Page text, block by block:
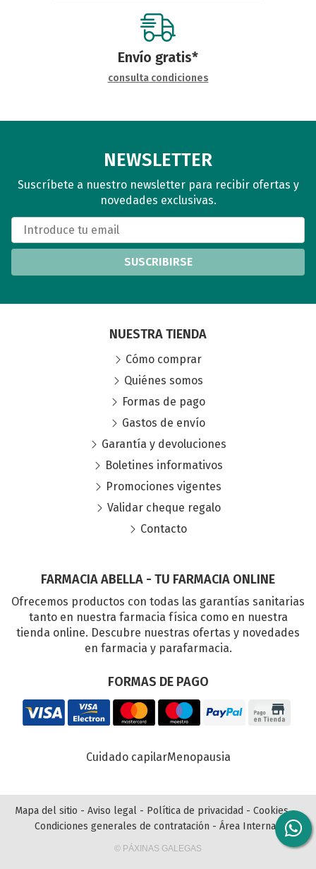
Envío gratis*
consulta condiciones
NEWSLETTER
Suscríbete a nuestro newsletter para recibir ofertas y
novedades exclusivas.
SUSCRIBIRSE
FARMACIA ABELLA - TU FARMACIA ONLINE
Ofrecemos productos con todas las garantías sanitarias
tanto en nuestra farmacia física como en nuestra
tienda online. Descubre nuestras ofertas y novedades
en farmacia y parafarmacia.
FORMAS DE PAGO
NUESTRA TIENDA
Cómo comprar
Quiénes somos
Formas de pago
Gastos de envío
Garantía y devoluciones
Boletines informativos
Promociones vigentes
Validar cheque regalo
Contacto
Cuidado capilarMenopausia
Mapa del sitio - Aviso legal - Política de privacidad - Cookies-
Condiciones generales de contratación - Área Interna
© PÁXINAS GALEGAS